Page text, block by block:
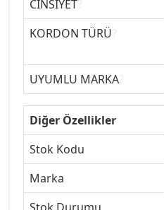
CİNSİYET
KORDON TÜRÜ
UYUMLU MARKA
Diğer Özellikler
Stok Kodu
Marka